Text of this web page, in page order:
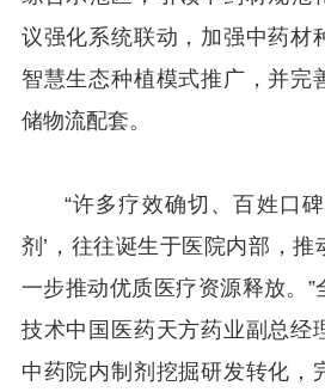
议强化系统联动，加强中药材
智慧生态种植模式推广，并完
储物流配套。
“许多疗效确切、百姓口
剂’，往往诞生于医院内部，
一步推动优质医疗资源释放。”
技术中国医药天方药业副总经
中药院内制剂挖掘研发转化，